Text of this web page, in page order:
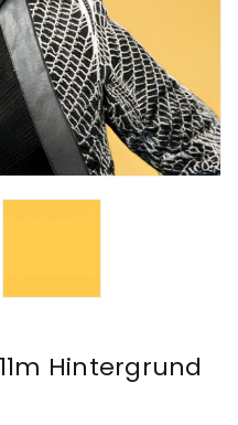
Hintergrund